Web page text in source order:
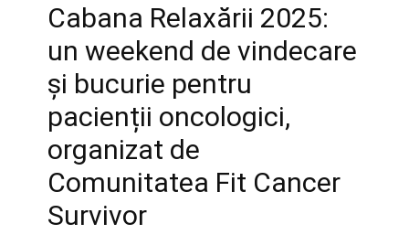
Cabana Relaxării 2025:
un weekend de vindecare
și bucurie pentru
pacienții oncologici,
organizat de
Comunitatea Fit Cancer
Survivor